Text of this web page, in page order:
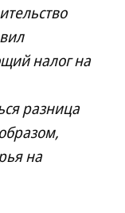
налог на
разница
на